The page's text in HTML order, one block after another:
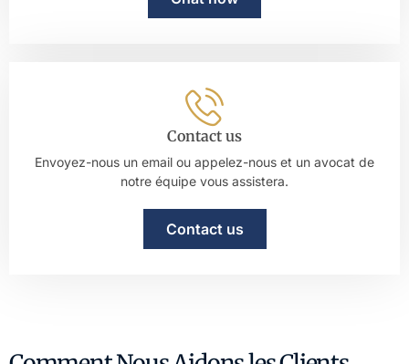
Contact us
Envoyez-nous un email ou appelez-nous et un avocat de
notre équipe vous assistera.
Contact us